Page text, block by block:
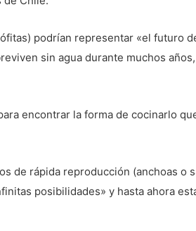
podrían representar «el futuro
sin agua durante muchos
encontrar la forma de cocinarlo
de rápida reproducción (anchoas o
posibilidades» y hasta ahora